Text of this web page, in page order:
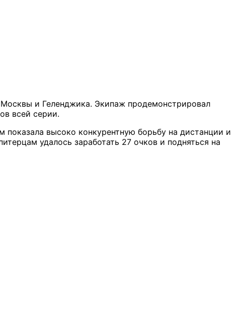
и Геленджика. Экипаж продемонстрировал
всей серии.
высоко конкурентную борьбу на дистанции и
удалось заработать 27 очков и подняться на